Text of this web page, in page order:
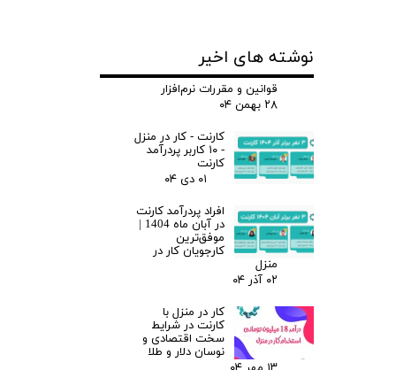
نوشته های اخیر
قوانین و مقررات نرم‌افزار
۲۸ بهمن ۰۴
کارنت - کار در منزل
- ۱۰ کاربر پردرآمد
کارنت
۰۱ دی ۰۴
افراد پردرآمد کارنت
در آبان ماه 1404 |
موفق‌ترین
کارجویان کار در
منزل
۰۲ آذر ۰۴
کار در منزل با
کارنت در شرایط
سخت اقتصادی و
نوسان دلار و طلا